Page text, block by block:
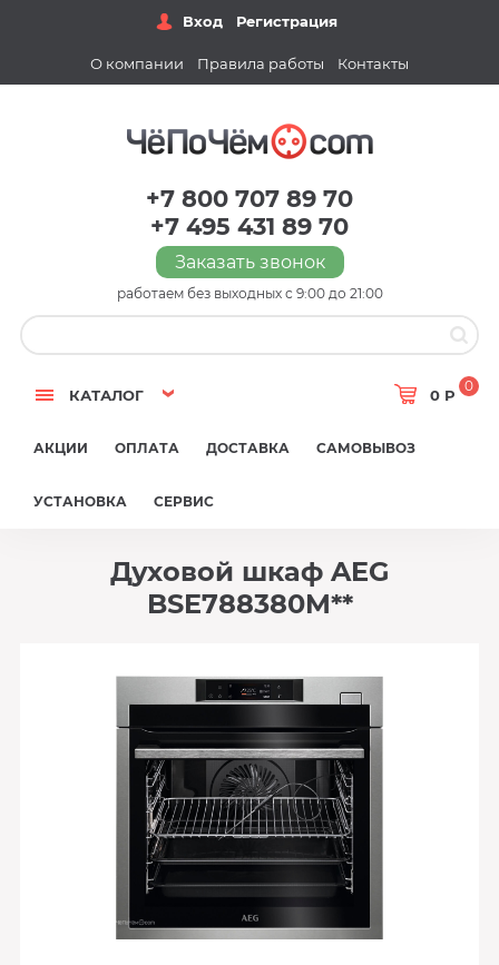
Вход Регистрация
О компании Правила работы Контакты
+7 800 707 89 70
+7 495 431 89 70
Заказать звонок
работаем без выходных с 9:00 до 21:00
КАТАЛОГ 0 Р
0
АКЦИИ ОПЛАТА ДОСТАВКА САМОВЫВОЗ
УСТАНОВКА СЕРВИС
Духовой шкаф AEG
BSE788380M**